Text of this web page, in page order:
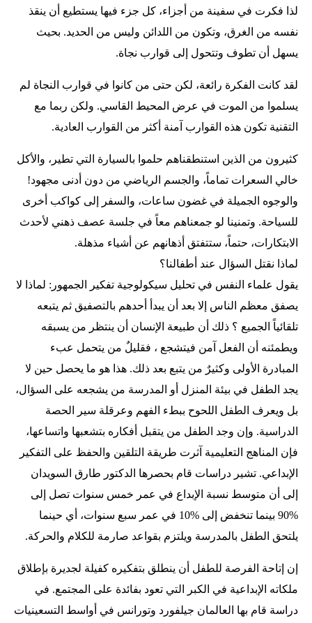
لذا فكرت في سفينة من أجزاء، كل جزء فيها يستطيع أن ينقذ
نفسه من الغرق، وتكون من اللدائن وليس من الحديد. بحيث
يسهل أن تطوف وتتحول إلى قوارب نجاة.
لقد كانت الفكرة رائعة، لكن حتى من كانوا في قوارب النجاة لم
يسلموا من الموت في عرض المحيط القاسي. ولكن ربما مع
التقنية تكون هذه القوارب آمنة أكثر من القوارب العادية.
كثيرون من الذين استنطقناهم حلموا بالسيارة التي تطير، والأكل
خالي السعرات تماماً، والجسم الرياضي من دون أدنى مجهود!
والوجوه الجميلة في غضون ساعات، والسفر إلى كواكب أخرى
للسياحة. وتمنينا لو جمعناهم معاً في جلسة عصف ذهني لأحدث
الابتكارات، حتماً، ستتفتق أذهانهم عن أشياء مذهلة.
لماذا نقتل السؤال عند أطفالنا؟
يقول علماء النفس في تحليل سيكولوجية تفكير الجمهور: لماذا لا
يصفق معظم الناس إلا بعد أن يبدأ أحدهم بالتصفيق ثم يتبعه
تلقائياً الجميع ؟ ذلك أن طبيعة الإنسان أن ينتظر من يسبقه
ويطمئنه أن الفعل آمن فيتشجع ، فقليلٌ من يتحمل عبء
المبادرة الأولى وكثيرٌ من يتبع بعد ذلك. هذا هو ما يحصل حين لا
يجد الطفل في بيئة المنزل أو المدرسة من يشجعه على السؤال،
بل ويعرف الطفل اللحوح ببطء الفهم وعرقلة سير الحصة
الدراسية. وإن وجد الطفل من يتقبل أفكاره بتشعبها واتساعها،
فإن المناهج التعليمية آثرت طريقة التلقين والحفظ على التفكير
الإبداعي. تشير دراسات قام بحصرها الدكتور طارق السويدان
إلى أن متوسط نسبة الإبداع في عمر خمس سنوات تصل إلى
%90 بينما تنخفض إلى %10 في عمر سبع سنوات، أي حينما
يلتحق الطفل بالمدرسة ويلتزم بقواعد صارمة للكلام والحركة.
إن إتاحة الفرصة للطفل أن ينطلق بتفكيره كفيلة لجديرة بإطلاق
ملكاته الإبداعية في الكبر التي تعود بفائدة على المجتمع. في
دراسة قام بها العالمان جيلفورد وتورانس في أواسط التسعينيات